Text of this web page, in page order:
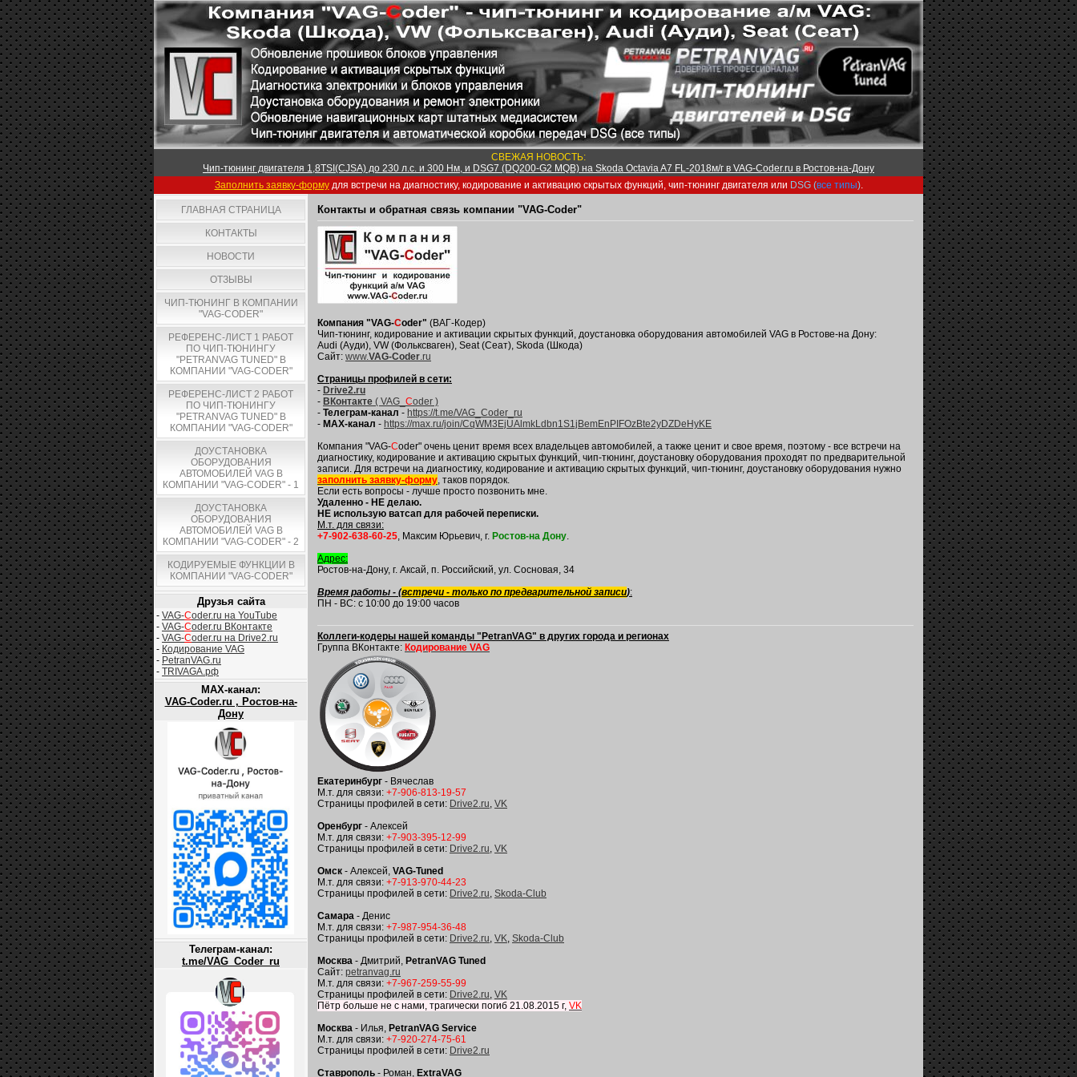
СВЕЖАЯ НОВОСТЬ:
Чип-тюнинг двигателя 1,8TSI(CJSA) до 230 л.с. и 300 Нм, и DSG7 (DQ200-G2 MQB) на Skoda Octavia A7 FL-2018м/г в VAG-Coder.ru в Ростов-на-Дону
Заполнить заявку-формудля встречи на диагностику, кодирование и активацию скрытых функций, чип-тюнинг двигателя или DSG (все типы).
ГЛАВНАЯ СТРАНИЦА
КОНТАКТЫ
НОВОСТИ
ОТЗЫВЫ
ЧИП-ТЮНИНГ В КОМПАНИИ
"VAG-CODER"
РЕФЕРЕНС-ЛИСТ 1 РАБОТ
ПО ЧИП-ТЮНИНГУ
"PETRANVAG TUNED" В
КОМПАНИИ "VAG-CODER"
РЕФЕРЕНС-ЛИСТ 2 РАБОТ
ПО ЧИП-ТЮНИНГУ
"PETRANVAG TUNED" В
КОМПАНИИ "VAG-CODER"
ДОУСТАНОВКА
ОБОРУДОВАНИЯ
АВТОМОБИЛЕЙ VAG В
КОМПАНИИ "VAG-CODER" - 1
ДОУСТАНОВКА
ОБОРУДОВАНИЯ
АВТОМОБИЛЕЙ VAG В
КОМПАНИИ "VAG-CODER" - 2
КОДИРУЕМЫЕ ФУНКЦИИ В
КОМПАНИИ "VAG-CODER"
Друзья сайта
- VAG-Coder.ru на YouTube
- VAG-Coder.ru ВКонтакте
- VAG-Coder.ru на Drive2.ru
- Кодирование VAG
- PetranVAG.ru
- TRIVAGA.рф
MAX-канал:
VAG-Coder.ru , Ростов-на-
Дону
Телеграм-канал:
t.me/VAG_Coder_ru
Контакты и обратная связь компании "VAG-Coder"
Компания "VAG-Coder" (ВАГ-Кодер)
Чип-тюнинг, кодирование и активации скрытых функций, доустановка оборудования автомобилей VAG в Ростове-на Дону:
Audi (Ауди), VW (Фольксваген), Seat (Сеат), Skoda (Шкода)
Сайт: www.VAG-Coder.ru
Страницы профилей в сети:
- Drive2.ru
- ВКонтакте ( VAG_ Сoder )
- Телеграм-канал - https://t.me/VAG_Coder_ru
- MAX-канал - https://max.ru/join/CqWM3EjUAlmkLdbn1S1jBemEnPIFOzBte2yDZDeHyKE
Компания "VAG-Coder" очень ценит время всех владельцев автомобилей, а также ценит и свое время, поэтому - все встречи на
диагностику, кодирование и активацию скрытых функций, чип-тюнинг, доустановку оборудования проходят по предварительной
записи. Для встречи на диагностику, кодирование и активацию скрытых функций, чип-тюнинг, доустановку оборудования нужно
заполнить заявку-форму, таков порядок.
Если есть вопросы - лучше просто позвонить мне.
Удаленно - НЕ делаю.
НЕ использую ватсап для рабочей переписки.
М.т. для связи:
+7-902-638-60-25, Максим Юрьевич, г. Ростов-на Дону.
Адрес:
Ростов-на-Дону, г. Аксай, п. Российский, ул. Сосновая, 34
Время работы - (встречи - только по предварительной записи):
ПН - ВС: с 10:00 до 19:00 часов
Коллеги-кодеры нашей команды "PetranVAG" в других города и регионах
Группа ВКонтакте: Кодирование VAG
Екатеринбург - Вячеслав
М.т. для связи: +7-906-813-19-57
Страницы профилей в сети: Drive2.ru, VK
Оренбург - Алексей
М.т. для связи: +7-903-395-12-99
Страницы профилей в сети: Drive2.ru, VK
Омск - Алексей, VAG-Tuned
М.т. для связи: +7-913-970-44-23
Страницы профилей в сети: Drive2.ru, Skoda-Club
Самара - Денис
М.т. для связи: +7-987-954-36-48
Страницы профилей в сети: Drive2.ru, VK, Skoda-Club
Москва - Дмитрий, PetranVAG Tuned
Сайт: petranvag.ru
М.т. для связи: +7-967-259-55-99
Страницы профилей в сети: Drive2.ru, VK
Пётр больше не с нами, трагически погиб 21.08.2015 г, VK
Москва - Илья, PetranVAG Service
М.т. для связи: +7-920-274-75-61
Страницы профилей в сети: Drive2.ru
Ставрополь - Роман, ExtraVAG